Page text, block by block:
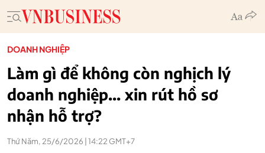
DOANH NGHIỆP
Làm gì để không còn nghịch lý
doanh nghiệp... xin rút hồ sơ
nhận hỗ trợ?
Thứ Năm, 25/6/2026 | 14:22 GMT+7